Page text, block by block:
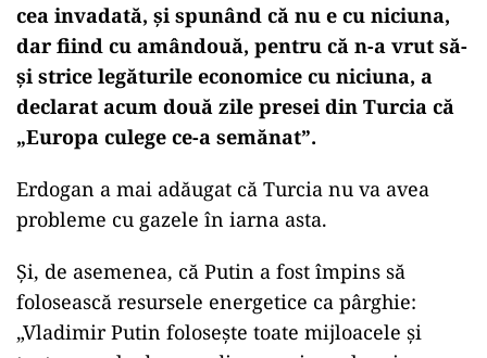
cea invadată, și spunând că nu e cu niciuna,
dar fiind cu amândouă, pentru că n-a vrut să-
și strice legăturile economice cu niciuna, a
declarat acum două zile presei din Turcia că
„Europa culege ce-a semănat”.
Erdogan a mai adăugat că Turcia nu va avea
probleme cu gazele în iarna asta.